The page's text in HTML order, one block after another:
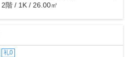
2階 / 1K / 26.00㎡
礼0